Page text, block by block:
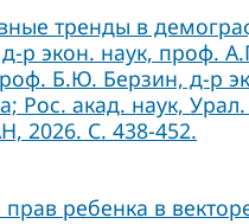
тренды в
р экон. наук, проф.
Б.Ю. Берзин, д-р
акад. наук,
2026. С. 438-452.
ребенка в